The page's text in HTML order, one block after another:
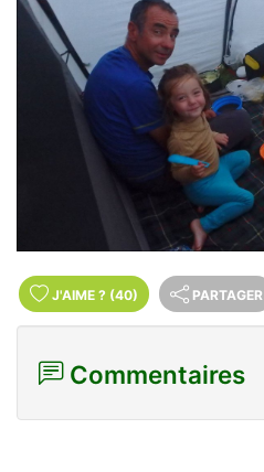
J'AIME ? (40) PARTAGER
Commentaires